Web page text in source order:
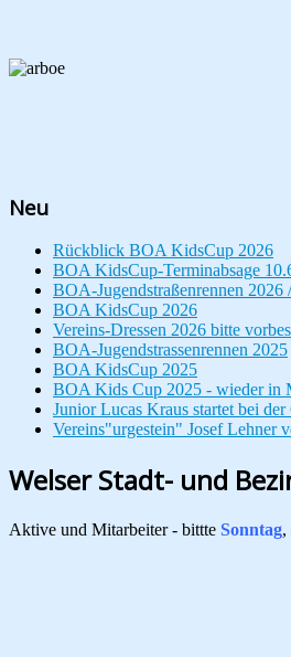
Neu
Rückblick BOA KidsCup 2026
BOA KidsCup-Terminabsage
BOA-Jugendstraßenrennen
BOA KidsCup 2026
Vereins-Dressen 2026 bitte
BOA-Jugendstrassenrennen 2025
BOA KidsCup 2025
BOA Kids Cup 2025 - wieder in
Junior Lucas Kraus startet bei
Vereins"urgestein" Josef Lehner
Welser Stadt- und
Aktive und Mitarbeiter - bittte Sonntag,